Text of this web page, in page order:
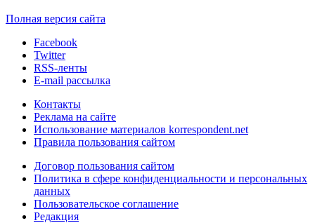
Полная версия сайта
Facebook
Twitter
RSS-ленты
E-mail рассылка
Контакты
Реклама на сайте
Использование материалов korrespondent.net
Правила пользования сайтом
Договор пользования сайтом
Политика в сфере конфиденциальности и персональных
данных
Пользовательское соглашение
Редакция